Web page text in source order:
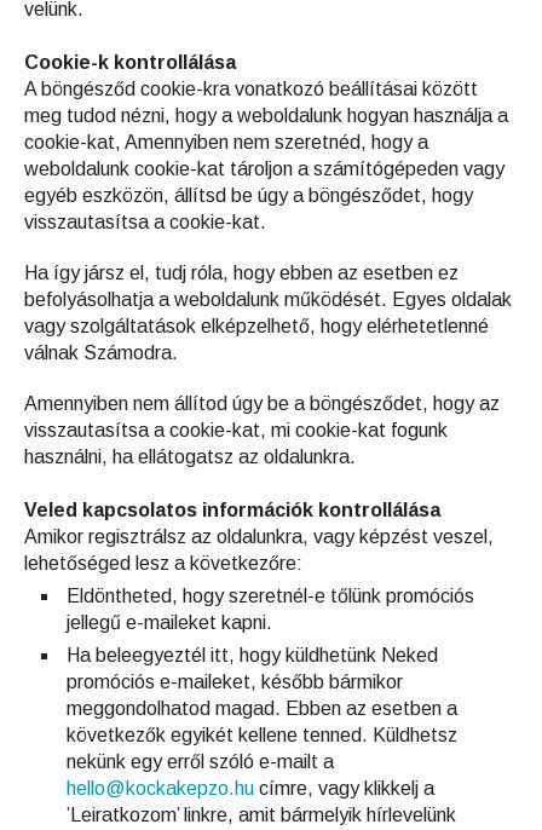
velünk.
Cookie-k kontrollálása
A böngésződ cookie-kra vonatkozó beállításai között
meg tudod nézni, hogy a weboldalunk hogyan használja a
cookie-kat, Amennyiben nem szeretnéd, hogy a
weboldalunk cookie-kat tároljon a számítógépeden vagy
egyéb eszközön, állítsd be úgy a böngésződet, hogy
visszautasítsa a cookie-kat.
Ha így jársz el, tudj róla, hogy ebben az esetben ez
befolyásolhatja a weboldalunk működését. Egyes oldalak
vagy szolgáltatások elképzelhető, hogy elérhetetlenné
válnak Számodra.
Amennyiben nem állítod úgy be a böngésződet, hogy az
visszautasítsa a cookie-kat, mi cookie-kat fogunk
használni, ha ellátogatsz az oldalunkra.
Veled kapcsolatos információk kontrollálása
Amikor regisztrálsz az oldalunkra, vagy képzést veszel,
lehetőséged lesz a következőre:
Eldöntheted, hogy szeretnél-e tőlünk promóciós
jellegű e-maileket kapni.
Ha beleegyeztél itt, hogy küldhetünk Neked
promóciós e-maileket, később bármikor
meggondolhatod magad. Ebben az esetben a
következők egyikét kellene tenned. Küldhetsz
nekünk egy erről szóló e-mailt a
hello@kockakepzo.hu címre, vagy klikkelj a
’Leiratkozom’ linkre, amit bármelyik hírlevelünk